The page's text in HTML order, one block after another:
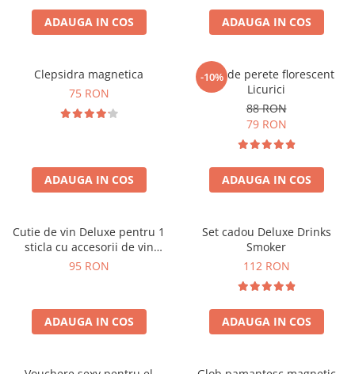
ADAUGA IN COS ADAUGA IN COS
Clepsidra magnetica
75 RON
ADAUGA IN COS
-10%
Ceas de perete florescent
Licurici
88 RON
79 RON
ADAUGA IN COS
Cutie de vin Deluxe pentru 1
sticla cu accesorii de vin
incluse interior oranj
95 RON
ADAUGA IN COS
Set cadou Deluxe Drinks
Smoker
112 RON
ADAUGA IN COS